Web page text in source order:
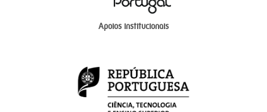
Apoios institucionais